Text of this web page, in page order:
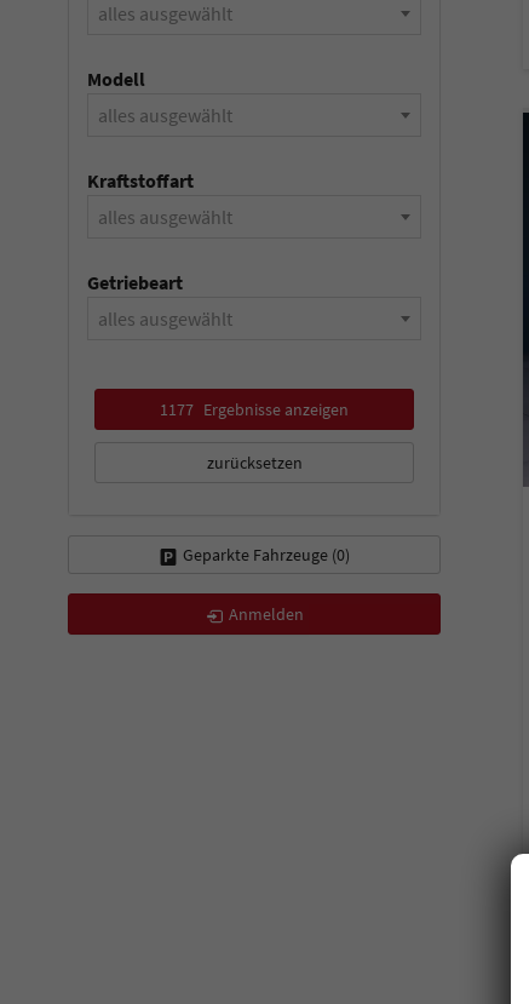
alles ausgewählt
Modell
alles ausgewählt
Kraftstoffart
alles ausgewählt
Getriebeart
alles ausgewählt
1177 Ergebnisse anzeigen
zurücksetzen
Geparkte Fahrzeuge (0)
Anmelden